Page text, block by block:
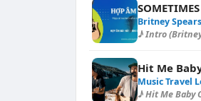
SOMETIMES
Britney Spears
♪ Intro
Hit Me
Music Travel
♪ Hit Me Baby